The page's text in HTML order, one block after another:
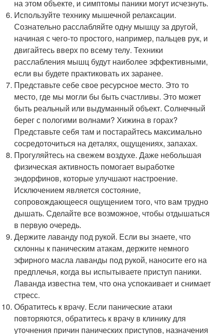
на этом объекте, и симптомы паники могут исчезнуть.
Используйте технику мышечной релаксации.
Сознательно расслабляйте одну мышцу за другой,
начиная с чего-то простого, например, пальцев рук, и
двигайтесь вверх по всему телу. Техники
расслабления мышц будут наиболее эффективными,
если вы будете практиковать их заранее.
Представьте себе свое ресурсное место. Это то
место, где мы могли бы быть счастливы. Это может
быть реальный или выдуманный объект. Солнечный
берег с пологими волнами? Хижина в горах?
Представьте себя там и постарайтесь максимально
сосредоточиться на деталях, ощущениях, запахах.
Прогуляйтесь на свежем воздухе. Даже небольшая
физическая активность помогает выработке
эндорфинов, которые улучшают настроение.
Исключением является состояние,
сопровождающееся ощущением того, что вам трудно
дышать. Сделайте все возможное, чтобы отдышаться
в первую очередь.
Держите лаванду под рукой. Если вы знаете, что
склонны к паническим атакам, держите немного
эфирного масла лаванды под рукой, наносите его на
предплечья, когда вы испытываете приступ паники.
Лаванда известна тем, что она успокаивает и снимает
стресс.
Обратитесь к врачу. Если панические атаки
повторяются, обратитесь к врачу в клинику для
уточнения причин панических приступов, назначения